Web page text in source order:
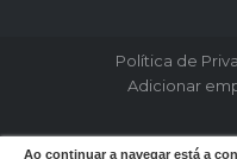
Política de
Adicionar
© 2026 Postodeturismo.pt -
Ao continuar a navegar está a